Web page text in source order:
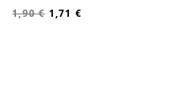
1,90 € 1,71 €